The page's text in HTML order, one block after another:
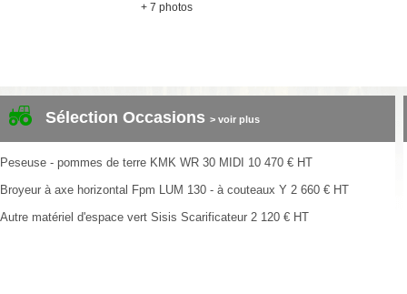
+ 7 photos
Sélection Occasions > voir plus
Peseuse - pommes de terre KMK WR 30 MIDI 10 470 € HT
Broyeur à axe horizontal Fpm LUM 130 - à couteaux Y 2 660 € HT
Autre matériel d'espace vert Sisis Scarificateur 2 120 € HT